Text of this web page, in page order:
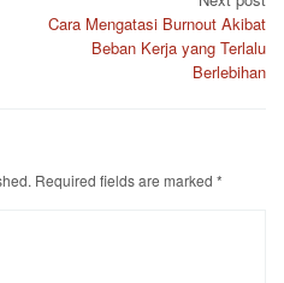
Cara Mengatasi Burnout Akibat
Beban Kerja yang Terlalu
Berlebihan
Required fields are marked *